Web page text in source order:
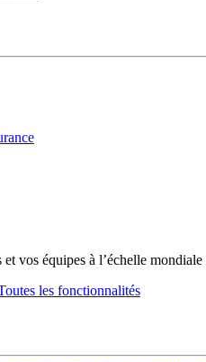
vos équipes à l’échelle
les fonctionnalités